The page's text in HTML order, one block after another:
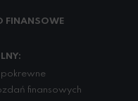
FINANSOWE
pokrewne
finansowych